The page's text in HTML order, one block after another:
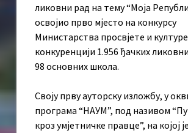
ликовни рад на тему “Моја
освојио прво мјесто на конкурсу
Министарства просвјете и
конкуренцији 1.956 ђачких
98 основних школа.
Своју прву ауторску изложбу, у
програма “НАУМ”, под називом
кроз умјетничке правце”, на којој